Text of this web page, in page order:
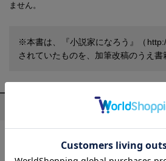
ません。
※本書は、『小説家になろう』（
されていたものを、加筆改稿のうえ書
プロフィ
山形県出身。第4回ネット小説大賞にて